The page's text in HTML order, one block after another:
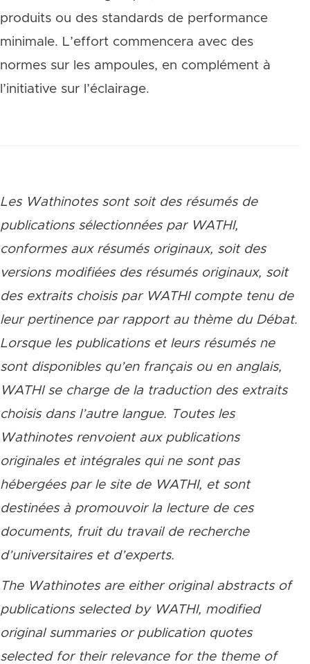
produits ou des standards de performance
minimale. L’effort commencera avec des
normes sur les ampoules, en complément à
l’initiative sur l’éclairage.
Les Wathinotes sont soit des résumés de
publications sélectionnées par WATHI,
conformes aux résumés originaux, soit des
versions modifiées des résumés originaux, soit
des extraits choisis par WATHI compte tenu de
leur pertinence par rapport au thème du Débat.
Lorsque les publications et leurs résumés ne
sont disponibles qu’en français ou en anglais,
WATHI se charge de la traduction des extraits
choisis dans l’autre langue. Toutes les
Wathinotes renvoient aux publications
originales et intégrales qui ne sont pas
hébergées par le site de WATHI, et sont
destinées à promouvoir la lecture de ces
documents, fruit du travail de recherche
d’universitaires et d’experts.
The Wathinotes are either original abstracts of
publications selected by WATHI, modified
original summaries or publication quotes
selected for their relevance for the theme of